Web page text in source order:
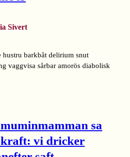
Sivert
hustru barkbåt delirium snut
vaggvisa sårbar amorös diabolisk
sa
kraft: vi dricker